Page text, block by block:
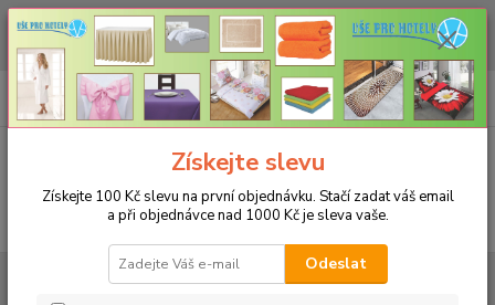
CHCETE NAKOUPIT VĚTŠÍ MNOŽSTVÍ NAŠICH PRODUKTŮ ZA LEPŠÍ
CENU? Klikněte ZDE
CZK
+420 773 794 023
Pondělí-pátek 9-16 hodin
0ks
za0 Kč
Fotogalerie
Získejte slevu
Získejte 100 Kč slevu na první objednávku. Stačí zadat váš email
a při objednávce nad 1000 Kč je sleva vaše.
Odeslat